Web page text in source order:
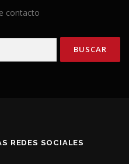
contacto
REDES SOCIALES